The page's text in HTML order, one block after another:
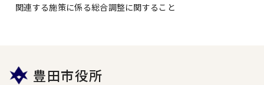
関連する施策に係る総合調整に関すること
豊田市役所